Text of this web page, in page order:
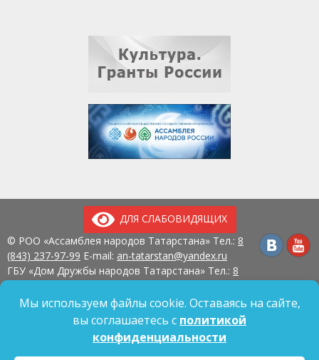
ДЛЯ СЛАБОВИДЯЩИХ
© РОО «Ассамблея народов Татарстана» Тел.: 8
(843) 237-97-99 E-mail: an-tatarstan@yandex.ru
ГБУ «Дом Дружбы народов Татарстана» Тел.: 8
420107, г. Казань, ул. Павлюхина, д. 57
Мы используем файлы cookie. Оставаясь на сайте,
вы соглашаетесь с политикой
конфиденциальности